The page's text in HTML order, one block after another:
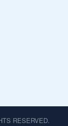
RESERVED.